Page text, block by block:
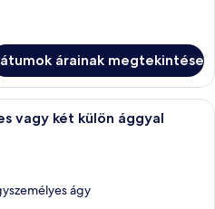
árainak megtekintése
Egy modern hálószoba, melyben
vagy két külön ággyal
ágy